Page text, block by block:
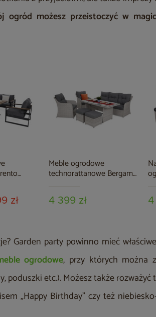
ogród możesz przeistoczyć w
zł
Meble ogrodowe
technorattanowe Bergamo
4 399 zł 4
Garden party powinno mieć właściwe
ogrodowe, przy których można
poduszki etc.). Możesz także
„Happy Birthday” czy też